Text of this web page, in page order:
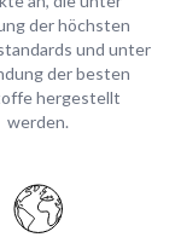
der höchsten
und unter
der besten
hergestellt
werden.